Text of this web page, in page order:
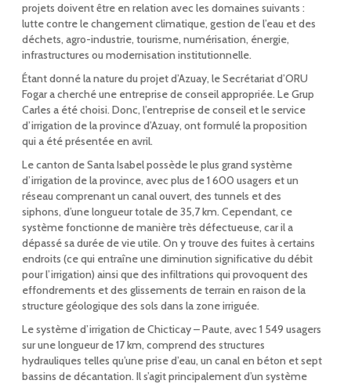
projets doivent être en relation avec les domaines suivants :
lutte contre le changement climatique, gestion de l’eau et des
déchets, agro-industrie, tourisme, numérisation, énergie,
infrastructures ou modernisation institutionnelle.
Étant donné la nature du projet d’Azuay, le Secrétariat d’ORU
Fogar a cherché une entreprise de conseil appropriée. Le Grup
Carles a été choisi. Donc, l’entreprise de conseil et le service
d’irrigation de la province d’Azuay, ont formulé la proposition
qui a été présentée en avril.
Le canton de Santa Isabel possède le plus grand système
d’irrigation de la province, avec plus de 1 600 usagers et un
réseau comprenant un canal ouvert, des tunnels et des
siphons, d’une longueur totale de 35,7 km. Cependant, ce
système fonctionne de manière très défectueuse, car il a
dépassé sa durée de vie utile. On y trouve des fuites à certains
endroits (ce qui entraîne une diminution significative du débit
pour l’irrigation) ainsi que des infiltrations qui provoquent des
effondrements et des glissements de terrain en raison de la
structure géologique des sols dans la zone irriguée.
Le système d’irrigation de Chicticay – Paute, avec 1 549 usagers
sur une longueur de 17 km, comprend des structures
hydrauliques telles qu’une prise d’eau, un canal en béton et sept
bassins de décantation. Il s’agit principalement d’un système